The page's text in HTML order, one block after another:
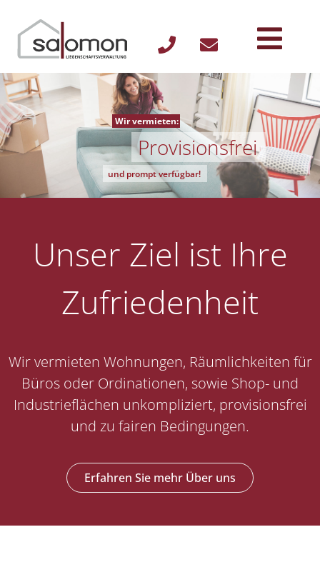
und prompt verfügbar!
Provisionsfrei
Wir vermieten:
Unser Ziel ist Ihre
Zufriedenheit
Wir vermieten Wohnungen, Räumlichkeiten für
Büros oder Ordinationen, sowie Shop- und
Industrieflächen unkompliziert, provisionsfrei
und zu fairen Bedingungen.
Erfahren Sie mehr Über uns